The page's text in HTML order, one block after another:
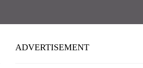
ADVERTISEMENT